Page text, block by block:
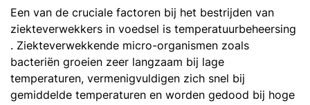
Een van de cruciale factoren bij het bestrijden van
ziekteverwekkers in voedsel is temperatuurbeheersing
. Ziekteverwekkende micro-organismen zoals
bacteriën groeien zeer langzaam bij lage
temperaturen, vermenigvuldigen zich snel bij
gemiddelde temperaturen en worden gedood bij hoge